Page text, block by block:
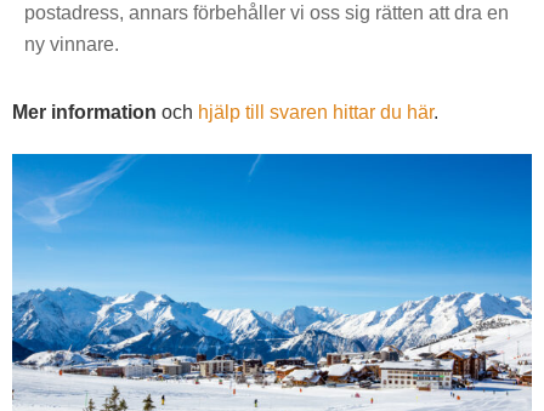
postadress, annars förbehåller vi oss sig rätten att dra en
ny vinnare.
Mer information och hjälp till svaren hittar du här.